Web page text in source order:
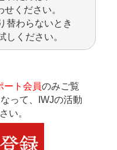
ください。
替わらないとき
しください。
ート会員のみご覧
って、IWJの活動
い。